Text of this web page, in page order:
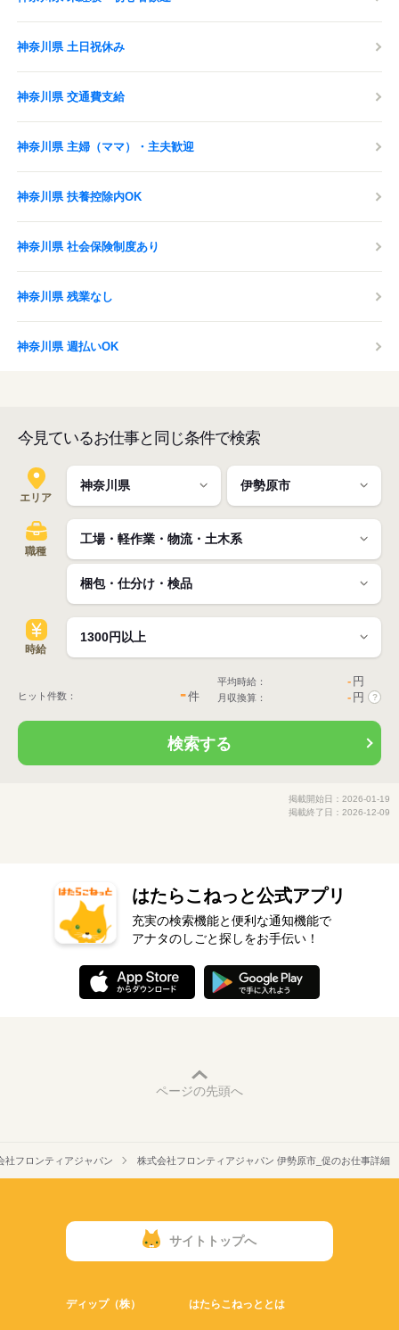
神奈川県 土日祝休み
神奈川県 交通費支給
神奈川県 主婦（ママ）・主夫歓迎
神奈川県 扶養控除内OK
神奈川県 社会保険制度あり
神奈川県 残業なし
神奈川県 週払いOK
今見ているお仕事と同じ条件で検索
エリア
職種
時給
ヒット件数： -件
平均時給： - 円
月収換算： - 円 ?
検索する
掲載開始日：2026-01-19
掲載終了日：2026-12-09
はたらこねっと公式アプリ
充実の検索機能と便利な通知機能で
アナタのしごと探しをお手伝い！
ページの先頭へ
社フロンティアジャパン 株式会社フロンティアジャパン 伊勢原市_促のお仕事詳細
サイトトップへ
ディップ（株） はたらこねっととは